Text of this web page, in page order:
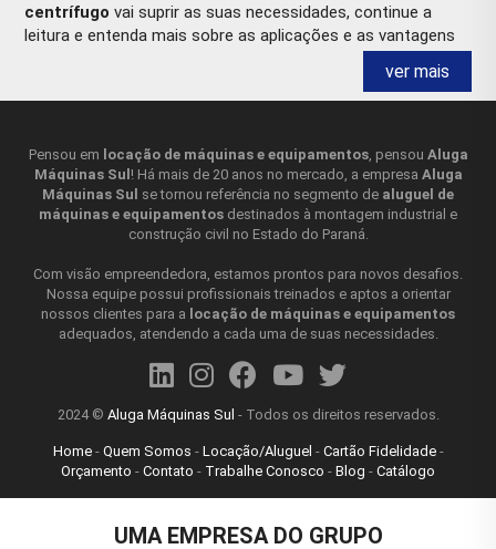
centrífugo vai suprir as suas necessidades, continue a
leitura e entenda mais sobre as aplicações e as vantagens
Oinflador centrífugo , também chamado de exaustor
centrífugo, é um equipamento utilizado para retirar o ar ou
gases de um ambiente e movê-los para outro local. Ele é
formado por um rotor que gira em alta velocidade, criando
uma força centrífuga que empurra o ar ou gás para fora do
equipamento. Esse tipo de exaustor é utilizado em diversas
aplicações, como na ventilação de ambientes fechados, em
sistemas de exaustão de cozinhas industriais e
laboratórios, em sistemas de climatização e refrigeração,
em processos industriais que envolvam a exaustão de
gases e fumaças, entre outros. Oinflador centrífugoé
fechados, garantindo um ambiente mais saudável e seguro.
Além disso, ele pode ser utilizado em processos industriais
para evitar a contaminação do ar por gases tóxicos e
poluentes, contribuindo para a preservação do meio
ver mais
Pensou em locação de máquinas e equipamentos, pensou Aluga
Máquinas Sul ! Há mais de 20 anos no mercado, a empresa Aluga
Máquinas Sul se tornou referência no segmento de aluguel de
máquinas e equipamentos destinados à montagem industrial e
construção civil no Estado do Paraná.
Com visão empreendedora, estamos prontos para novos desafios.
Nossa equipe possui profissionais treinados e aptos a orientar
nossos clientes para a locação de máquinas e equipamentos
adequados, atendendo a cada uma de suas necessidades.
2024 © Aluga Máquinas Sul - Todos os direitos reservados.
Home- Quem Somos - Locação/Aluguel - Cartão Fidelidade-
Orçamento - Contato - Trabalhe Conosco - Blog - Catálogo
UMA EMPRESA DO GRUPO
Controle a sua privacidade
Nosso site utiliza cookies para sua navegação.